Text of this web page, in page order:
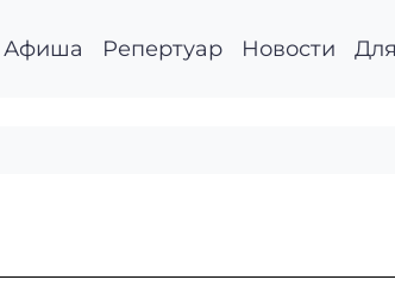
Афиша Репертуар Новости